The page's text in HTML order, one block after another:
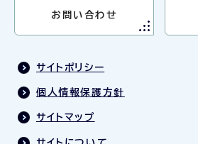
お問い合わせ
サイトポリシー
個人情報保護方針
サイトマップ